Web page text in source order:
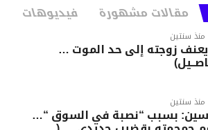
مقالات مشهورة فيديوهات
منذ سنتين
يعنف زوجته إلى حد الموت …
منذ سنتين
بسبب “نصبة في السوق “…